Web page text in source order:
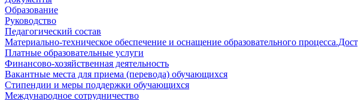
Образование
Руководство
Педагогический состав
Материально-техническое обеспечение и оснащение образовательного
Платные образовательные услуги
Финансово-хозяйственная деятельность
Вакантные места для приема (перевода) обучающихся
Стипендии и меры поддержки обучающихся
Международное сотрудничество